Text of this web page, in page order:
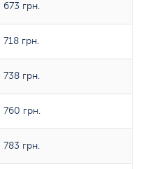
673 грн.
718 грн.
738 грн.
760 грн.
783 грн.